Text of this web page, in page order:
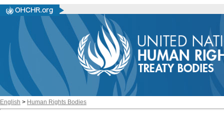
English > Human Rights Bodies